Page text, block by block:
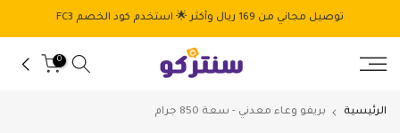
إلى
المحتوى
توصيل مجاني من 169 ريال وأكثر 🌟 استخدم كود الخصم FC3
0
الرئيسية بريفو وعاء معدني - سعة 850 جرام